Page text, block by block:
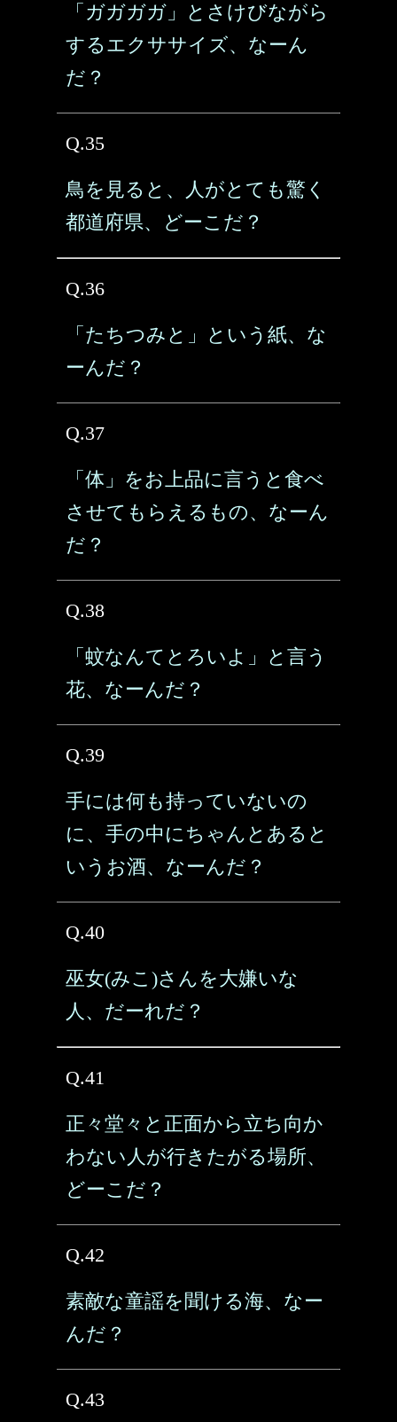
「ガガガガ」とさけびながら
するエクササイズ、なーん
だ？
Q.35
鳥を見ると、人がとても驚く
都道府県、どーこだ？
Q.36
「たちつみと」という紙、な
ーんだ？
Q.37
「体」をお上品に言うと食べ
させてもらえるもの、なーん
だ？
Q.38
「蚊なんてとろいよ」と言う
花、なーんだ？
Q.39
手には何も持っていないの
に、手の中にちゃんとあると
いうお酒、なーんだ？
Q.40
巫女(みこ)さんを大嫌いな
人、だーれだ？
Q.41
正々堂々と正面から立ち向か
わない人が行きたがる場所、
どーこだ？
Q.42
素敵な童謡を聞ける海、なー
んだ？
Q.43